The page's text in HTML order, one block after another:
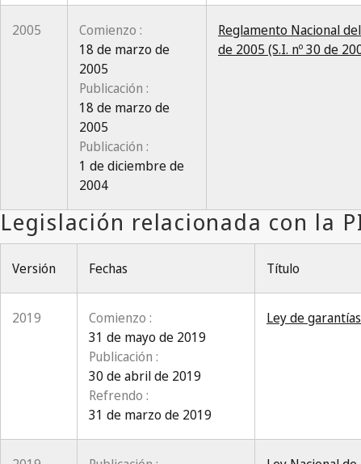
2005
Comienzo :
18 de marzo de
2005
Publicación :
18 de marzo de
2005
Publicación :
1 de diciembre de
2004
Reglamento Nacional
de 2005 (S.I. nº 30 de
Versión Fechas Título
2019
Comienzo :
31 de mayo de 2019
Publicación :
30 de abril de 2019
Refrendo :
31 de marzo de 2019
Ley de